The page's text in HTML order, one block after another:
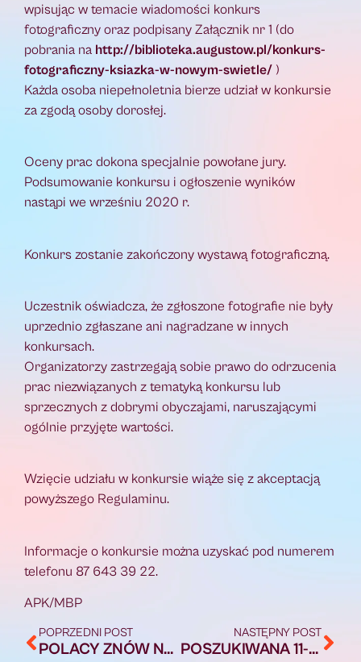
wpisując w temacie wiadomości konkurs
fotograficzny oraz podpisany Załącznik nr 1 (do
pobrania na http://biblioteka.augustow.pl/konkurs-
fotograficzny-ksiazka-w-nowym-swietle/ )
Każda osoba niepełnoletnia bierze udział w konkursie
za zgodą osoby dorosłej.
Oceny prac dokona specjalnie powołane jury.
Podsumowanie konkursu i ogłoszenie wyników
nastąpi we wrześniu 2020 r.
Konkurs zostanie zakończony wystawą fotograficzną.
Uczestnik oświadcza, że zgłoszone fotografie nie były
uprzednio zgłaszane ani nagradzane w innych
konkursach.
Organizatorzy zastrzegają sobie prawo do odrzucenia
prac niezwiązanych z tematyką konkursu lub
sprzecznych z dobrymi obyczajami, naruszającymi
ogólnie przyjęte wartości.
Wzięcie udziału w konkursie wiąże się z akceptacją
powyższego Regulaminu.
Informacje o konkursie można uzyskać pod numerem
telefonu 87 643 39 22.
APK/MBP
POPRZEDNI POST
POLACY ZNÓW NA CELOWNIKU TELEFONICZNYCH OSZUSTÓW
NASTĘPNY POST
POSZUKIWANA 11-LATKA ODNALEZIONA